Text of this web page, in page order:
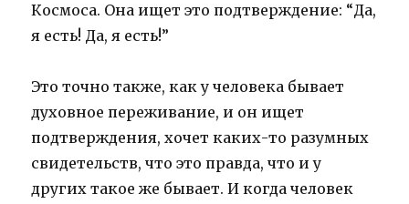
Космоса. Она ищет это подтверждение: “Да,
я есть! Да, я есть!”
Это точно также, как у человека бывает
духовное переживание, и он ищет
подтверждения, хочет каких-то разумных
свидетельств, что это правда, что и у
других такое же бывает. И когда человек